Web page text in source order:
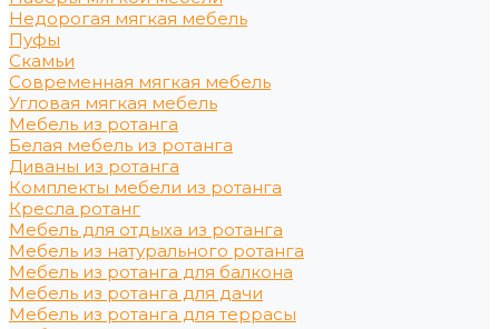
Недорогая мягкая мебель
Пуфы
Скамьи
Современная мягкая мебель
Угловая мягкая мебель
Мебель из ротанга
Белая мебель из ротанга
Диваны из ротанга
Комплекты мебели из ротанга
Кресла ротанг
Мебель для отдыха из ротанга
Мебель из натурального ротанга
Мебель из ротанга для балкона
Мебель из ротанга для дачи
Мебель из ротанга для террасы